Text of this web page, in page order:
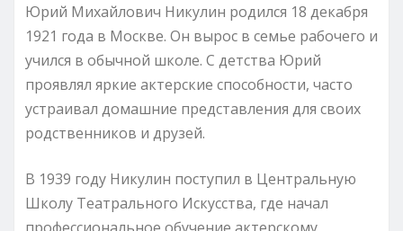
Юрий Михайлович Никулин родился 18 декабря
1921 года в Москве. Он вырос в семье рабочего и
учился в обычной школе. С детства Юрий
проявлял яркие актерские способности, часто
устраивал домашние представления для своих
родственников и друзей.
В 1939 году Никулин поступил в Центральную
Школу Театрального Искусства, где начал